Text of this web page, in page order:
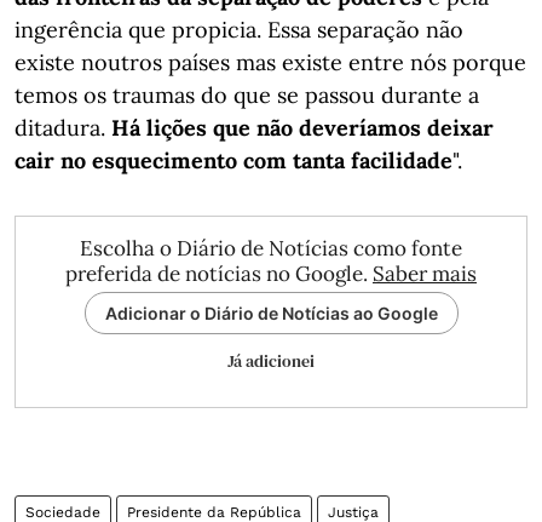
ingerência que propicia. Essa separação não
existe noutros países mas existe entre nós porque
temos os traumas do que se passou durante a
ditadura. Há lições que não deveríamos deixar
cair no esquecimento com tanta facilidade".
Escolha o Diário de Notícias como fonte
preferida de notícias no Google. Saber mais
Adicionar o Diário de Notícias ao Google
Já adicionei
Sociedade Presidente da República Justiça